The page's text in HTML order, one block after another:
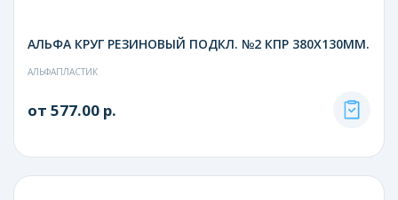
АЛЬФА КРУГ РЕЗИНОВЫЙ ПОДКЛ. №2 КПР 380Х130ММ.
АЛЬФАПЛАСТИК
от 577.00 р.